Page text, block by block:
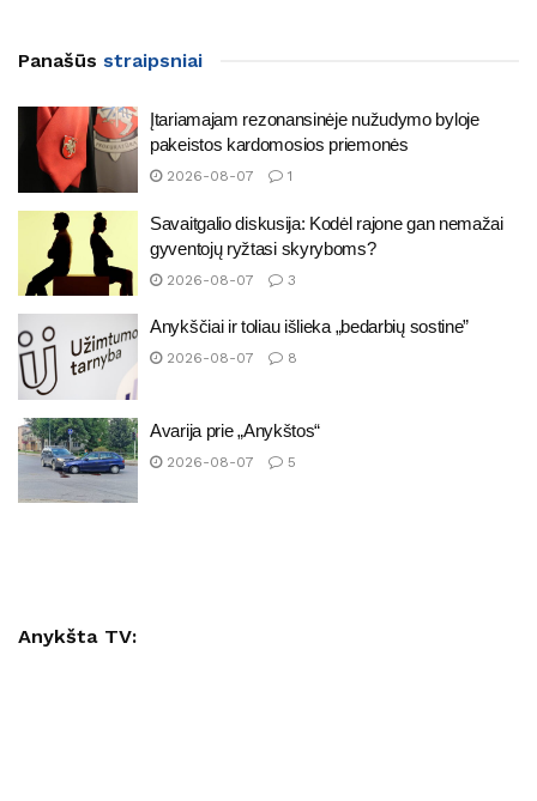
Panašūs straipsniai
Įtariamajam rezonansinėje nužudymo byloje
pakeistos kardomosios priemonės
2026-08-07 1
Savaitgalio diskusija: Kodėl rajone gan nemažai
gyventojų ryžtasi skyryboms?
2026-08-07 3
Anykščiai ir toliau išlieka „bedarbių sostine”
2026-08-07 8
Avarija prie „Anykštos“
2026-08-07 5
Anykšta TV: